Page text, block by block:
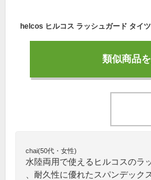
類似商品
chai(50代・女性)
水陸両用で使えるヒルコスのラ
、耐久性に優れたスパンデック